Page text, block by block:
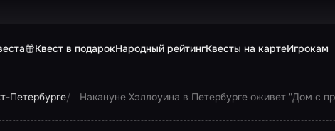
Квест в подарокНародный рейтингКвесты на картеИгрокам
Петербурге Накануне Хэллоуина в Петербурге оживет "Дом с